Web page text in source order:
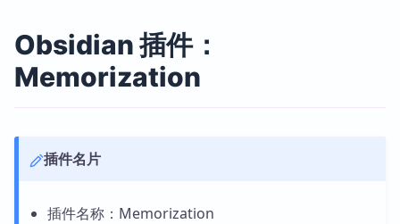
Obsidian 插件：
Memorization
插件名片
插件名称：Memorization